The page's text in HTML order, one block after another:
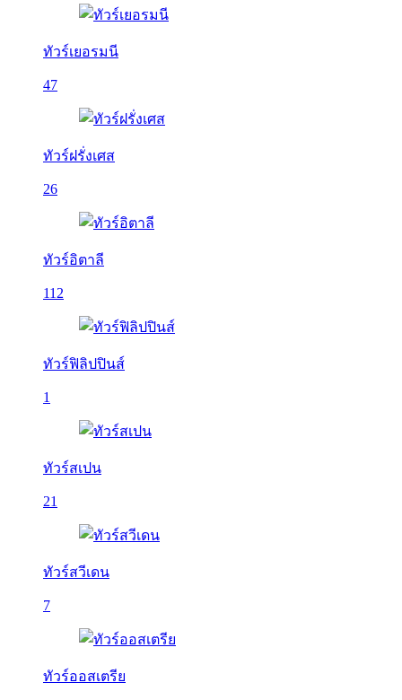
ทัวร์เยอรมนี
47
ทัวร์ฝรั่งเศส
26
ทัวร์อิตาลี
112
ทัวร์ฟิลิปปินส์
1
ทัวร์สเปน
21
ทัวร์สวีเดน
7
ทัวร์ออสเตรีย